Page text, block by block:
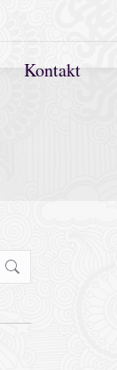
Kontakt